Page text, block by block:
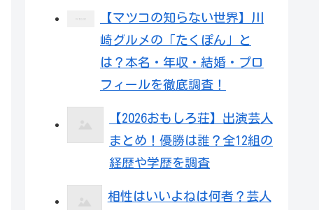
【マツコの知らない世界】川
崎グルメの「たくぽん」と
は？本名・年収・結婚・プロ
フィールを徹底調査！
【2026おもしろ荘】出演芸人
まとめ！優勝は誰？全12組の
経歴や学歴を調査
相性はいいよねは何者？芸人